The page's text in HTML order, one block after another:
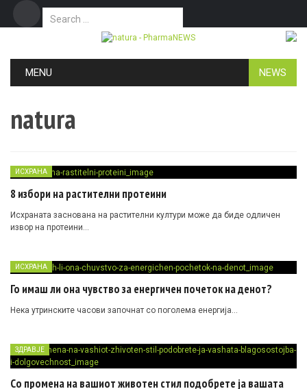
Search for:
MENU NEWS
natura
ИСХРАНА
8 избори на растителни протеини
Исхраната заснована на растителни култури може да биде одличен
извор на протеини…
ИСХРАНА
Го имаш ли она чувство за енергичен почеток на денот?
Нека утринските часови започнат со поголема енергија…
ЗДРАВЈЕ
Со промена на вашиот животен стил подобрете ја вашата